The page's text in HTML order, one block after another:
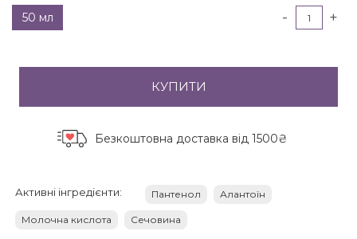
50 мл - +
КУПИТИ
Безкоштовна доставка від 1500₴
Активні інгредієнти: Пантенол Алантоїн
Молочна кислота Сечовина